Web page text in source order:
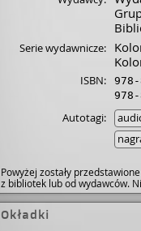
Serie wydawnicze:
ISBN:
Autotagi:
Powyżej zostały
z bibliotek lub od wydawców.
Okładki